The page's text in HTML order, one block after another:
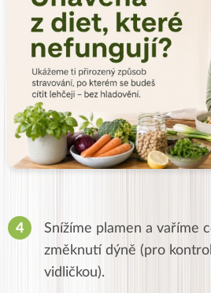
Snížíme plamen a vaříme
změknutí dýně (pro
vidličkou).